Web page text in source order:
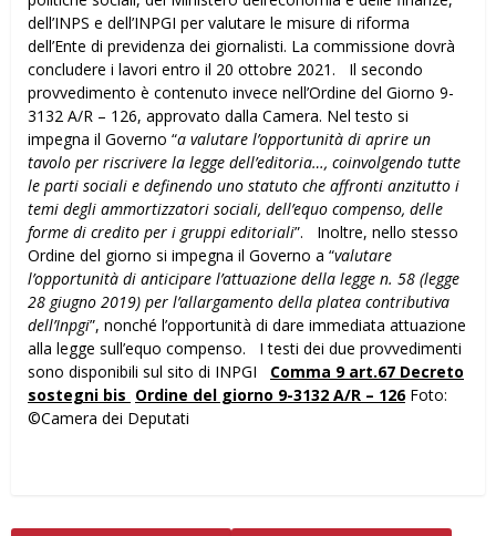
dell’INPS e dell’INPGI per valutare le misure di riforma
dell’Ente di previdenza dei giornalisti. La commissione dovrà
concludere i lavori entro il 20 ottobre 2021. Il secondo
provvedimento è contenuto invece nell’Ordine del Giorno 9-
3132 A/R – 126, approvato dalla Camera. Nel testo si
impegna il Governo “a valutare l’opportunità di aprire un
tavolo per riscrivere la legge dell’editoria…, coinvolgendo tutte
le parti sociali e definendo uno statuto che affronti anzitutto i
temi degli ammortizzatori sociali, dell’equo compenso, delle
forme di credito per i gruppi editoriali”. Inoltre, nello stesso
Ordine del giorno si impegna il Governo a “valutare
l’opportunità di anticipare l’attuazione della legge n. 58 (legge
28 giugno 2019) per l’allargamento della platea contributiva
dell’Inpgi”, nonché l’opportunità di dare immediata attuazione
alla legge sull’equo compenso. I testi dei due provvedimenti
sono disponibili sul sito di INPGI Comma 9 art.67 Decreto
sostegni bis Ordine del giorno 9-3132 A/R – 126Foto:
©Camera dei Deputati